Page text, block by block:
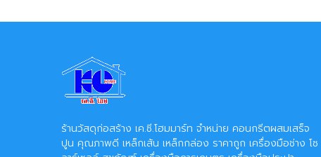
ร้านวัสดุก่อสร้าง เค.ซี.โฮมมาร์ท จำหน่าย คอนกรีตผสมเสร็จ
ปูน คุณภาพดี เหล็กเส้น เหล็กกล่อง ราคาถูก เครื่องมือช่าง โซ